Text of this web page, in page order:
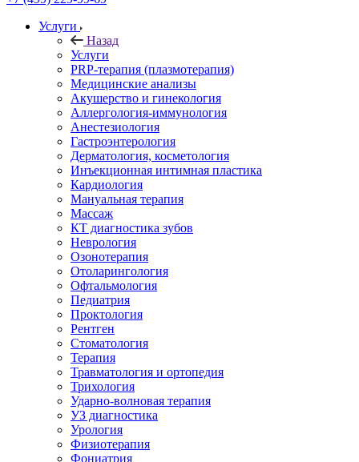
Услуги
Назад
Услуги
PRP-терапия (плазмотерапия)
Медицинские анализы
Акушерство и гинекология
Аллергология-иммунология
Анестезиология
Гастроэнтерология
Дерматология, косметология
Инъекционная интимная пластика
Кардиология
Мануальная терапия
Массаж
КТ диагностика зубов
Неврология
Озонотерапия
Отоларингология
Офтальмология
Педиатрия
Проктология
Рентген
Стоматология
Терапия
Травматология и ортопедия
Трихология
Ударно-волновая терапия
УЗ диагностика
Урология
Физиотерапия
Фониатрия